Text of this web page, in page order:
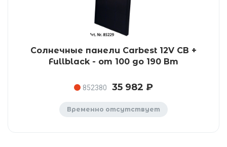
Солнечные панели Carbest 12V CB +
Fullblack - от 100 до 190 Вт
852380 35 982 ₽
Временно отсутствует